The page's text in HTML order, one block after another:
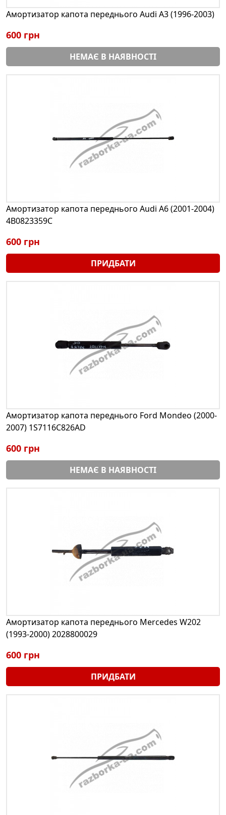
Амортизатор капота переднього Audi A3 (1996-2003)
600 грн
НЕМАЄ В НАЯВНОСТІ
Амортизатор капота переднього Audi A6 (2001-2004)
4B0823359C
600 грн
ПРИДБАТИ
Амортизатор капота переднього Ford Mondeo (2000-
2007) 1S7116C826AD
600 грн
НЕМАЄ В НАЯВНОСТІ
Амортизатор капота переднього Mercedes W202
(1993-2000) 2028800029
600 грн
ПРИДБАТИ